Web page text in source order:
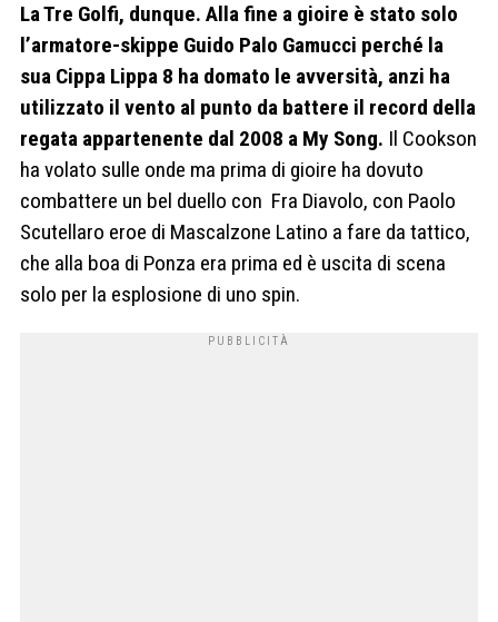
La Tre Golfi, dunque. Alla fine a gioire è stato solo
l’armatore-skippe Guido Palo Gamucci perché la
sua Cippa Lippa 8 ha domato le avversità, anzi ha
utilizzato il vento al punto da battere il record della
regata appartenente dal 2008 a My Song. Il Cookson
ha volato sulle onde ma prima di gioire ha dovuto
combattere un bel duello con Fra Diavolo, con Paolo
Scutellaro eroe di Mascalzone Latino a fare da tattico,
che alla boa di Ponza era prima ed è uscita di scena
solo per la esplosione di uno spin.